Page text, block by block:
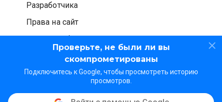
Проверьте, не были ли вы
скомпрометированы
Подключитесь к Google, чтобы просмотреть историю
просмотров.
Разработчика
Права на сайт
Проверка безопасности